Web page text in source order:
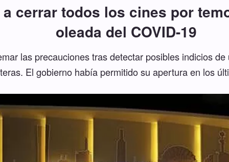
cerrar todos los cines por
oleada del COVID-19
las precauciones tras detectar posibles indicios
El gobierno había permitido su apertura en los